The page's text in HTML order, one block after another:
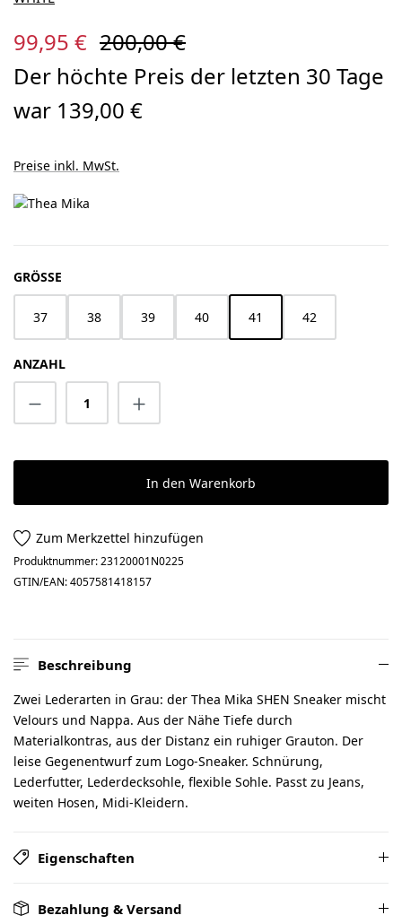
Verkaufspreis:
99,95 € Regulärer Preis:
200,00 €
Der höchte Preis der letzten 30 Tage
war 139,00 €
Preise inkl. MwSt.
GRÖSSE
37 38 39 40 41 42
ANZAHL
Produkt Anzahl: Gib den gewünschten
In den Warenkorb
Zum Merkzettel hinzufügen
Produktnummer:23120001N0225
GTIN/EAN:4057581418157
Beschreibung
Zwei Lederarten in Grau: der Thea Mika SHEN Sneaker mischt
Velours und Nappa. Aus der Nähe Tiefe durch
Materialkontras, aus der Distanz ein ruhiger Grauton. Der
leise Gegenentwurf zum Logo-Sneaker. Schnürung,
Lederfutter, Lederdecksohle, flexible Sohle. Passt zu Jeans,
weiten Hosen, Midi-Kleidern.
Eigenschaften
Bezahlung & Versand